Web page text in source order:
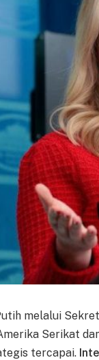
melalui
Serikat
tercapai.